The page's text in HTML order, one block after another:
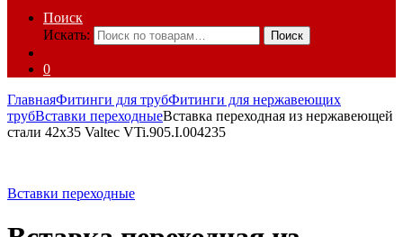
Поиск
Искать:
Поиск
0
ГлавнаяФитинги для трубФитинги для нержавеющих
трубВставки переходныеВставка переходная из нержавеющей
стали 42х35 Valtec VTi.905.I.004235
Вставки переходные